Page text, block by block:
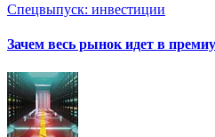
Спецвыпуск: инвестиции
Зачем весь рынок идет в